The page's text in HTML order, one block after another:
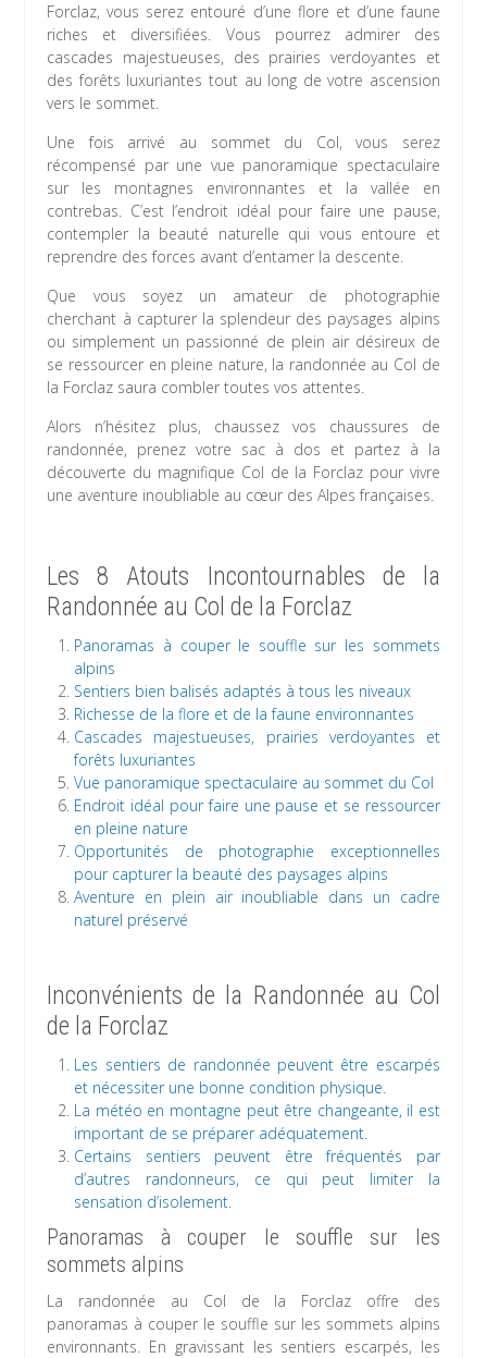
Forclaz, vous serez entouré d’une flore et d’une faune
riches et diversifiées. Vous pourrez admirer des
cascades majestueuses, des prairies verdoyantes et
des forêts luxuriantes tout au long de votre ascension
vers le sommet.
Une fois arrivé au sommet du Col, vous serez
récompensé par une vue panoramique spectaculaire
sur les montagnes environnantes et la vallée en
contrebas. C’est l’endroit idéal pour faire une pause,
contempler la beauté naturelle qui vous entoure et
reprendre des forces avant d’entamer la descente.
Que vous soyez un amateur de photographie
cherchant à capturer la splendeur des paysages alpins
ou simplement un passionné de plein air désireux de
se ressourcer en pleine nature, la randonnée au Col de
la Forclaz saura combler toutes vos attentes.
Alors n’hésitez plus, chaussez vos chaussures de
randonnée, prenez votre sac à dos et partez à la
découverte du magnifique Col de la Forclaz pour vivre
une aventure inoubliable au cœur des Alpes françaises.
Les 8 Atouts Incontournables de la
Randonnée au Col de la Forclaz
Panoramas à couper le souffle sur les sommets
alpins
Sentiers bien balisés adaptés à tous les niveaux
Richesse de la flore et de la faune environnantes
Cascades majestueuses, prairies verdoyantes et
forêts luxuriantes
Vue panoramique spectaculaire au sommet du Col
Endroit idéal pour faire une pause et se ressourcer
en pleine nature
Opportunités de photographie exceptionnelles
pour capturer la beauté des paysages alpins
Aventure en plein air inoubliable dans un cadre
naturel préservé
Inconvénients de la Randonnée au Col
de la Forclaz
Les sentiers de randonnée peuvent être escarpés
et nécessiter une bonne condition physique.
La météo en montagne peut être changeante, il est
important de se préparer adéquatement.
Certains sentiers peuvent être fréquentés par
d’autres randonneurs, ce qui peut limiter la
sensation d’isolement.
Panoramas à couper le souffle sur les
sommets alpins
La randonnée au Col de la Forclaz offre des
panoramas à couper le souffle sur les sommets alpins
environnants. En gravissant les sentiers escarpés, les